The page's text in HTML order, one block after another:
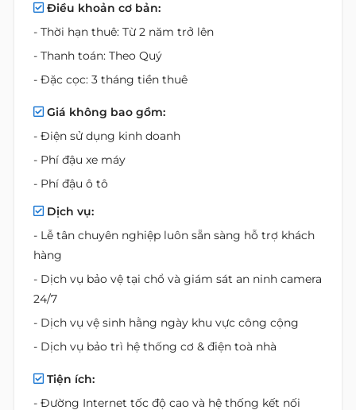
Điều khoản cơ bản:
- Thời hạn thuê: Từ 2 năm trở lên
- Thanh toán: Theo Quý
- Đặc cọc: 3 tháng tiền thuê
Giá không bao gồm:
- Điện sử dụng kinh doanh
- Phí đậu xe máy
- Phí đậu ô tô
Dịch vụ:
- Lễ tân chuyên nghiệp luôn sẵn sàng hỗ trợ khách
hàng
- Dịch vụ bảo vệ tại chổ và giám sát an ninh camera
24/7
- Dịch vụ vệ sinh hằng ngày khu vực công cộng
- Dịch vụ bảo trì hệ thống cơ & điện toà nhà
Tiện ích:
- Đường Internet tốc độ cao và hệ thống kết nối